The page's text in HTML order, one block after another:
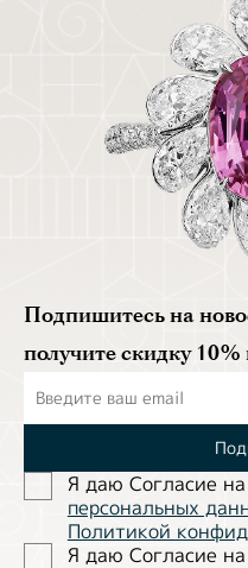
Подпишитесь на
получите скидку
Я даю Согласие на
персональных
Политиĸой
Я даю Согласие